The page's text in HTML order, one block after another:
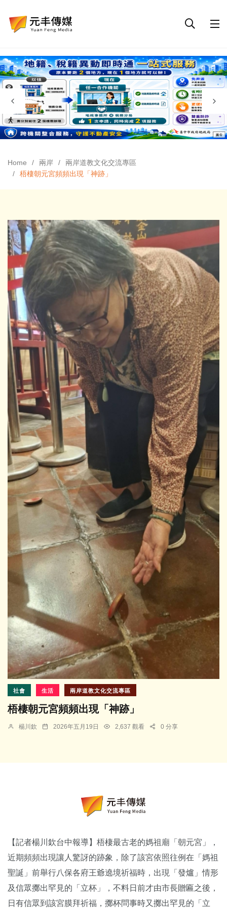
Home 兩岸
兩岸道教文化交流專區
梧棲朝元宮頻頻出現「神跡」
社會 生活 兩岸道教文化交流專區
梧棲朝元宮頻頻出現「神跡」
楊川欽 2026年五月19日 2,637 觀看 0 分享
【記者楊川欽台中報導】梧棲最古老的媽祖廟「朝元宮」，
近期頻頻出現讓人驚訝的跡象，除了該宮依照往例在「媽祖
聖誕」前舉行八保各府王爺遶境祈福時，出現「發爐」情形
及信眾擲出罕見的「立杯」，不料日前才由市長贈匾之後，
日有信眾到該宮膜拜祈福，擲杯問事時又擲出罕見的「立